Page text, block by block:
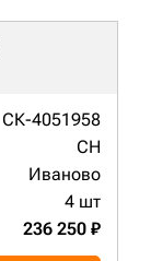
СК-4051958
CH
Иваново
4 шт
236 250 ₽